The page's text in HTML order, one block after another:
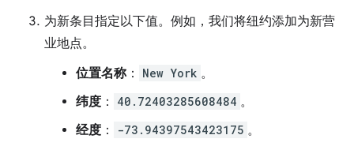
为新条目指定以下值。例如，我们将纽约添加为新营
业地点。
位置名称： New York 。
纬度 ： 40.72403285608484 。
经度 ： -73.94397543423175 。